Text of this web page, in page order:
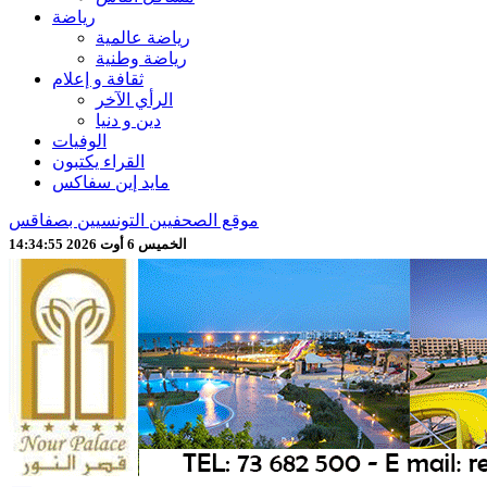
رياضة
رياضة عالمية
رياضة وطنية
ثقافة و إعلام
الرأي الآخر
دين و دنيا
الوفيات
القراء يكتبون
مايد إين سفاكس
موقع الصحفيين التونسيين بصفاقس
الخميس 6 أوت 2026 14:34:57